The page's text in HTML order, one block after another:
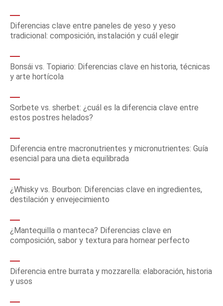
Diferencias clave entre paneles de yeso y yeso
tradicional: composición, instalación y cuál elegir
Bonsái vs. Topiario: Diferencias clave en historia, técnicas
y arte hortícola
Sorbete vs. sherbet: ¿cuál es la diferencia clave entre
estos postres helados?
Diferencia entre macronutrientes y micronutrientes: Guía
esencial para una dieta equilibrada
¿Whisky vs. Bourbon: Diferencias clave en ingredientes,
destilación y envejecimiento
¿Mantequilla o manteca? Diferencias clave en
composición, sabor y textura para hornear perfecto
Diferencia entre burrata y mozzarella: elaboración, historia
y usos